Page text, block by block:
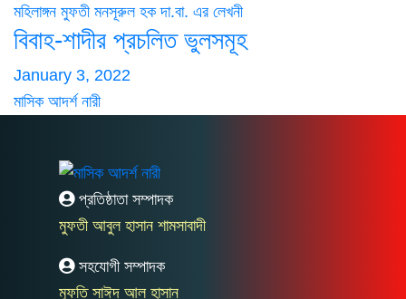
মহিলাঙ্গন মুফতী মনসূরুল হক দা.বা. এর লেখনী
বিবাহ-শাদীর প্রচলিত ভুলসমূহ
January 3, 2022
মাসিক আদর্শ নারী
প্রতিষ্ঠাতা সম্পাদক
মুফতী আবুল হাসান শামসাবাদী
সহযোগী সম্পাদক
মুফতি সাঈদ আল হাসান